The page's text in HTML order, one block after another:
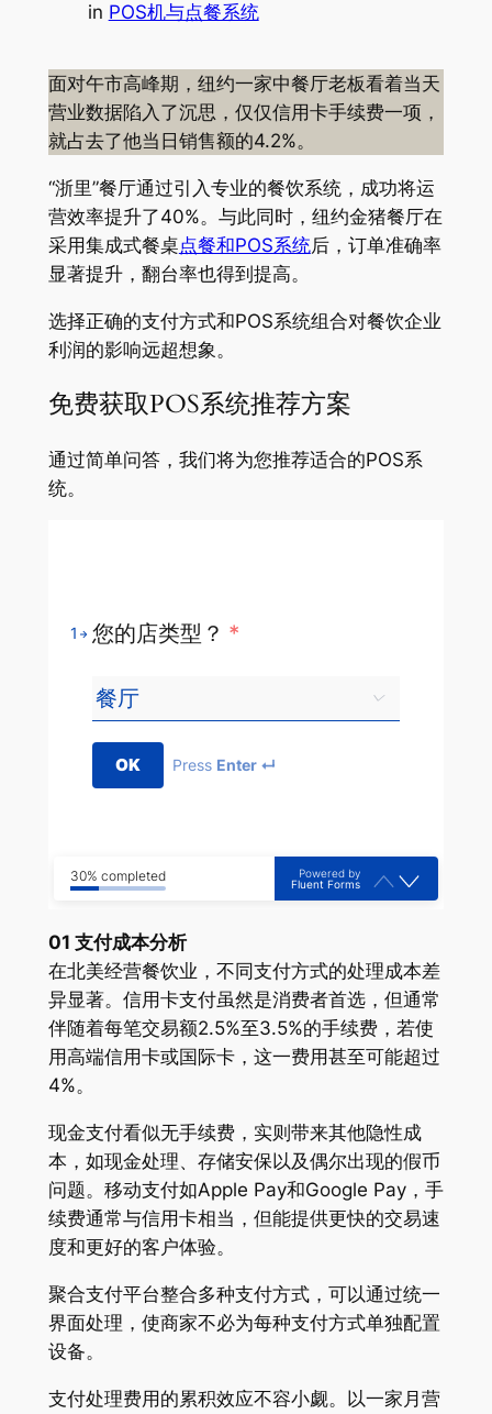
in POS机与点餐系统
面对午市高峰期，纽约一家中餐厅老板看着当天
营业数据陷入了沉思，仅仅信用卡手续费一项，
就占去了他当日销售额的4.2%。
“浙里”餐厅通过引入专业的餐饮系统，成功将运
营效率提升了40%。与此同时，纽约金猪餐厅在
采用集成式餐桌点餐和POS系统后，订单准确率
显著提升，翻台率也得到提高。
选择正确的支付方式和POS系统组合对餐饮企业
利润的影响远超想象。
免费获取POS系统推荐方案
通过简单问答，我们将为您推荐适合的POS系
统。
1 您的店类型？ *
OK Press Enter ↵
30% completed
Powered by
Fluent Forms
01 支付成本分析
在北美经营餐饮业，不同支付方式的处理成本差
异显著。信用卡支付虽然是消费者首选，但通常
伴随着每笔交易额2.5%至3.5%的手续费，若使
用高端信用卡或国际卡，这一费用甚至可能超过
4%。
现金支付看似无手续费，实则带来其他隐性成
本，如现金处理、存储安保以及偶尔出现的假币
问题。移动支付如Apple Pay和Google Pay，手
续费通常与信用卡相当，但能提供更快的交易速
度和更好的客户体验。
聚合支付平台整合多种支付方式，可以通过统一
界面处理，使商家不必为每种支付方式单独配置
设备。
支付处理费用的累积效应不容小觑。以一家月营